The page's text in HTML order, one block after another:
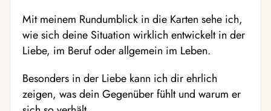
Mit meinem Rundumblick in die Karten sehe ich,
wie sich deine Situation wirklich entwickelt in der
Liebe, im Beruf oder allgemein im Leben.
Besonders in der Liebe kann ich dir ehrlich
zeigen, was dein Gegenüber fühlt und warum er